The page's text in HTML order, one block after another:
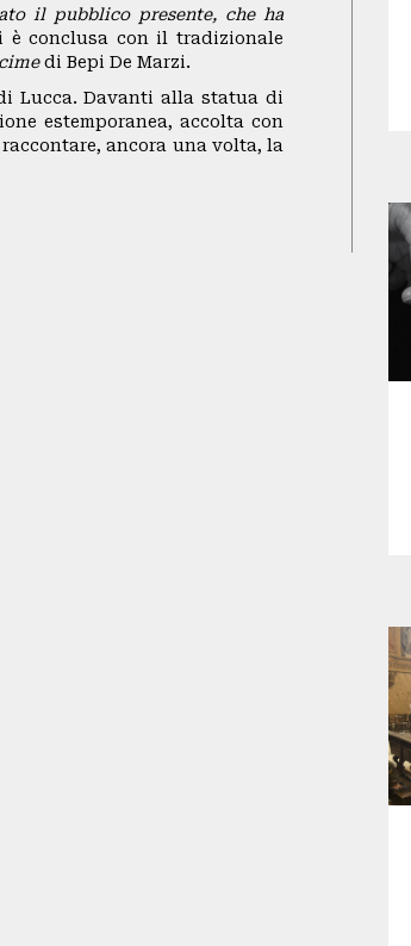
il pubblico presente, che ha
è conclusa con il tradizionale
di Bepi De Marzi.
Lucca. Davanti alla statua di
estemporanea, accolta con
ancora una volta, la